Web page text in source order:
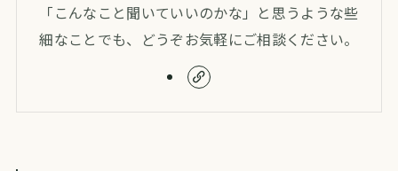
「こんなこと聞いていいのかな」と思うような些
細なことでも、どうぞお気軽にご相談ください。